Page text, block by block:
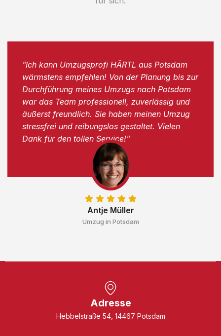
Antje Müller
Umzug in Potsdam
"Ich kann Umzugsprofi HÄRTL aus Potsdam
wärmstens empfehlen! Von der Planung bis zur
Durchführung meines Umzugs nach Potsdam
war das Team professionell, zuverlässig und
äußerst freundlich. Sie haben meinen Umzug
stressfrei und reibungslos gestaltet. Vielen
Dank für den tollen Service!"
Adresse
Hebbelstraße 54, 14467 Potsdam